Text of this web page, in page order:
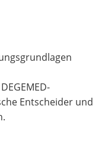
Entscheider und